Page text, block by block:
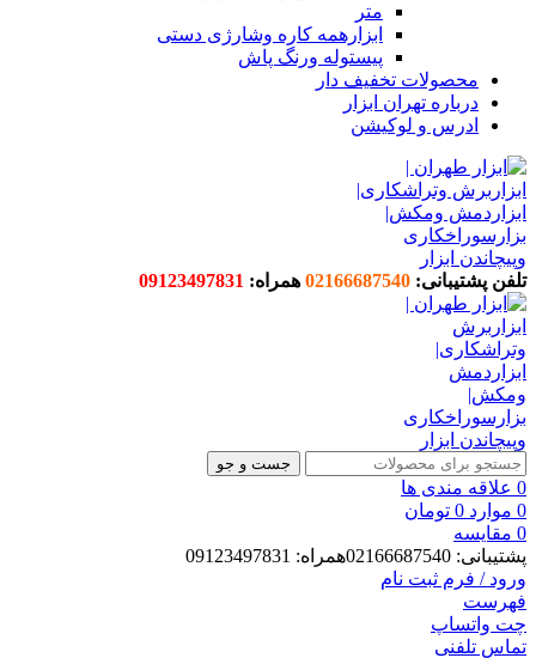
متر
ابزارهمه کاره وشارژی دستی
پیستوله ورنگ پاش
محصولات تخفیف دار
درباره تهران ابزار
ادرس و لوکیشن
تلفن پشتیبانی: 02166687540 همراه: 09123497831
جست و جو
0 علاقه مندی ها
0 موارد 0 تومان
0 مقایسه
پشتیبانی: 02166687540همراه: 09123497831
ورود / فرم ثبت نام
فهرست
چت واتساپ
تماس تلفنی